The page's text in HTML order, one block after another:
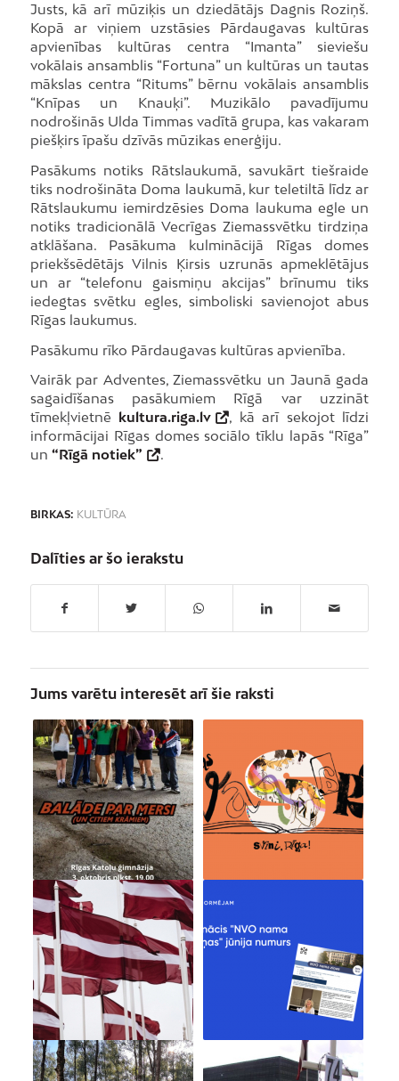
Justs, kā arī mūziķis un dziedātājs Dagnis Roziņš.
Kopā ar viņiem uzstāsies Pārdaugavas kultūras
apvienības kultūras centra “Imanta” sieviešu
vokālais ansamblis “Fortuna” un kultūras un tautas
mākslas centra “Ritums” bērnu vokālais ansamblis
“Knīpas un Knauķi”. Muzikālo pavadījumu
nodrošinās Ulda Timmas vadītā grupa, kas vakaram
piešķirs īpašu dzīvās mūzikas enerģiju.
Pasākums notiks Rātslaukumā, savukārt tiešraide
tiks nodrošināta Doma laukumā, kur teletiltā līdz ar
Rātslaukumu iemirdzēsies Doma laukuma egle un
notiks tradicionālā Vecrīgas Ziemassvētku tirdziņa
atklāšana. Pasākuma kulminācijā Rīgas domes
priekšsēdētājs Vilnis Ķirsis uzrunās apmeklētājus
un ar “telefonu gaismiņu akcijas” brīnumu tiks
iedegtas svētku egles, simboliski savienojot abus
Rīgas laukumus.
Pasākumu rīko Pārdaugavas kultūras apvienība.
Vairāk par Adventes, Ziemassvētku un Jaunā gada
sagaidīšanas pasākumiem Rīgā var uzzināt
tīmekļvietnē kultura.riga.lv
, kā arī sekojot līdzi
informācijai Rīgas domes sociālo tīklu lapās “Rīga”
un “Rīgā notiek” .
BIRKAS: KULTŪRA
Dalīties ar šo ierakstu
Jums varētu interesēt arī šie raksti